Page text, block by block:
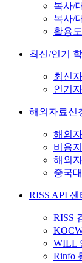
복사/
복사/
활용
최신/인기
최신
인기
해외자료신
해외
비용
해외
중국
RISS API 센
RISS
WILL
Rinfo